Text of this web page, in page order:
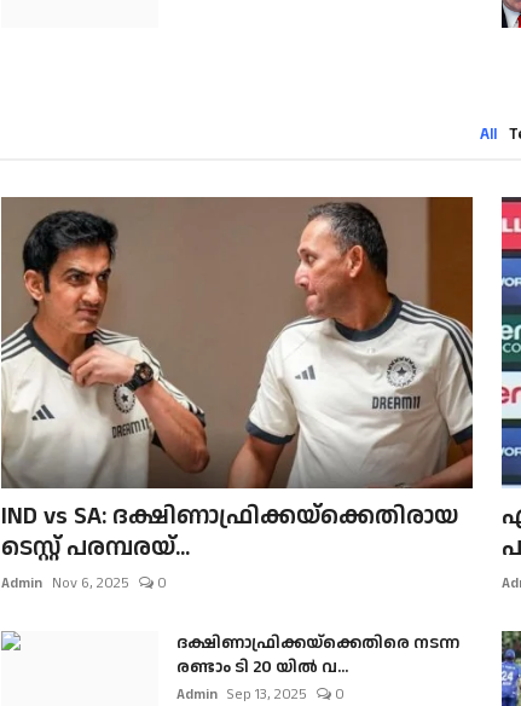
All
IND vs SA: ദക്ഷിണാഫ്രിക്കയ്‌ക്കെതിരായ
ടെസ്റ്റ് പരമ്പരയ്...
Admin Nov 6, 2025 0
ദക്ഷിണാഫ്രിക്കയ്‌ക്കെതിരെ നടന്ന
രണ്ടാം ടി 20 യിൽ വ...
Admin Sep 13, 2025 0